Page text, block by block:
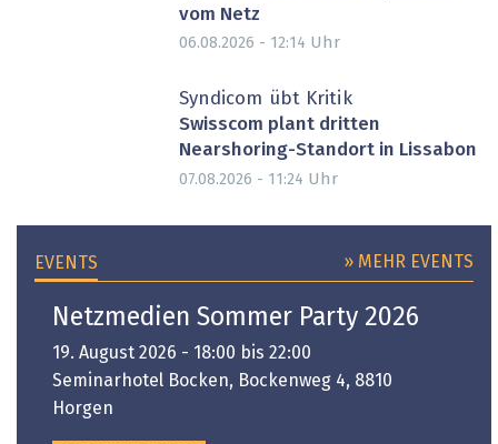
vom Netz
06.08.2026 - 12:14 Uhr
Syndicom übt Kritik
Swisscom plant dritten
Nearshoring-Standort in Lissabon
07.08.2026 - 11:24 Uhr
EVENTS » MEHR EVENTS
Netzmedien Sommer Party 2026
19. August 2026 - 18:00 bis 22:00
Seminarhotel Bocken, Bockenweg 4, 8810
Horgen